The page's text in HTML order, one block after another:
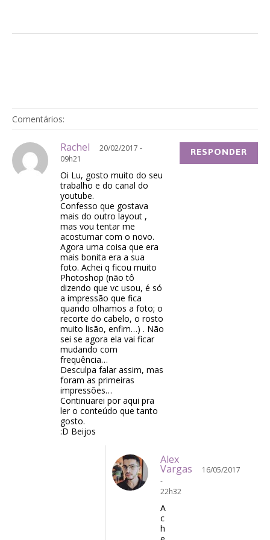
Comentários:
Rachel
20/02/2017 -
09h21
Oi Lu, gosto muito do seu
trabalho e do canal do
youtube.
Confesso que gostava
mais do outro layout ,
mas vou tentar me
acostumar com o novo.
Agora uma coisa que era
mais bonita era a sua
foto. Achei q ficou muito
Photoshop (não tô
dizendo que vc usou, é só
a impressão que fica
quando olhamos a foto; o
recorte do cabelo, o rosto
muito lisão, enfim…) . Não
sei se agora ela vai ficar
mudando com
frequência…
Desculpa falar assim, mas
foram as primeiras
impressões…
Continuarei por aqui pra
ler o conteúdo que tanto
gosto.
:D Beijos
RESPONDER
Alex
Vargas
16/05/2017
-
22h32
A
c
h